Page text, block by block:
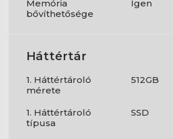
Memória
bővíthetősége
Igen
Háttértár
1. Háttértároló
mérete
512GB
1. Háttértároló
típusa
SSD